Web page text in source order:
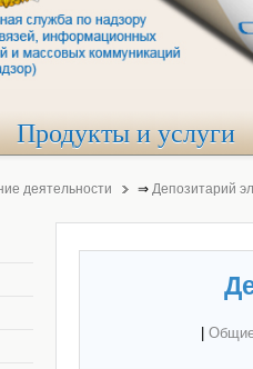
Продукты и услуги
деятельности ⇒ Депозитарий